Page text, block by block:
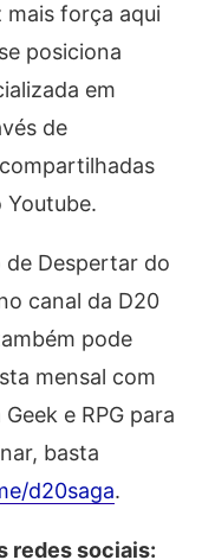
mais força aqui
posiciona
em
de
Youtube.
de Despertar do
canal da D20
pode
mensal com
e RPG para
basta
d20saga.
redes sociais: